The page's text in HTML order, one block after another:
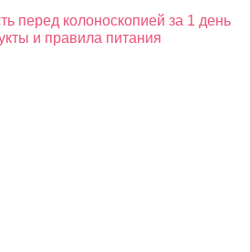
перед колоноскопией за 1 день
и правила питания